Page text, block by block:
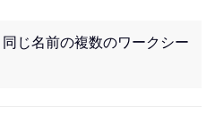
じ名前の複数のワークシー